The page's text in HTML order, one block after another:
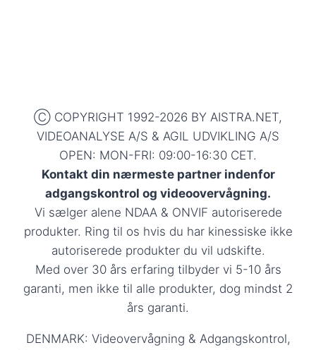
Ⓒ COPYRIGHT 1992-2026 BY AISTRA.NET,
VIDEOANALYSE A/S & AGIL UDVIKLING A/S
OPEN: MON-FRI: 09:00-16:30 CET.
Kontakt din nærmeste partner indenfor
adgangskontrol og videoovervågning.
Vi sælger alene NDAA & ONVIF autoriserede
produkter. Ring til os hvis du har kinessiske ikke
autoriserede produkter du vil udskifte.
Med over 30 års erfaring tilbyder vi 5-10 års
garanti, men ikke til alle produkter, dog mindst 2
års garanti.
DENMARK: Videovervågning & Adgangskontrol,